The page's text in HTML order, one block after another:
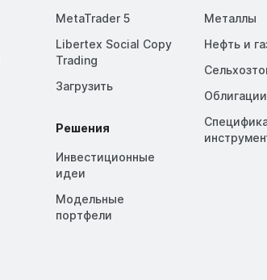
MetaTrader 5
Libertex Social Copy
Trading
Загрузить
Решения
Инвестиционные
идеи
Модельные
портфели
Металлы
Нефть и
Облигации